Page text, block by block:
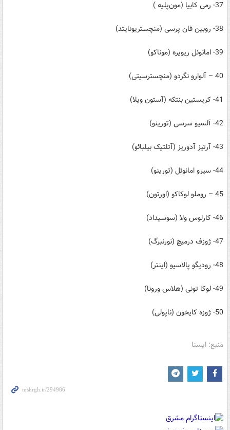
37- رمی کابیا (مون‌پلیه )
38- روبین فان پرسی (منچستریونایتد)
39- امانوئل ریویره (موناکو)
40 – آلوارو نگردو (منچسترسیتی)
41- کریستین بنتکه (آستون ویلا)
42- آلسیو سرسی (تورینو)
43- آرتیز آدوریز (آتلتیک بیلبائو)
44- سیرو امانوئل (تورینو)
45 – روملو لوکاکو (اورتون)
46- کارلوس ولا (سوسیداد)
47- ژوزف درمیچ (نورنبرگ)
48- رودیگو پالاسیو (اینتر)
49- لوکا تونی (هلاس ورونا)
50- ژوزه کایخون (ناپولی)
منبع: ایسنا